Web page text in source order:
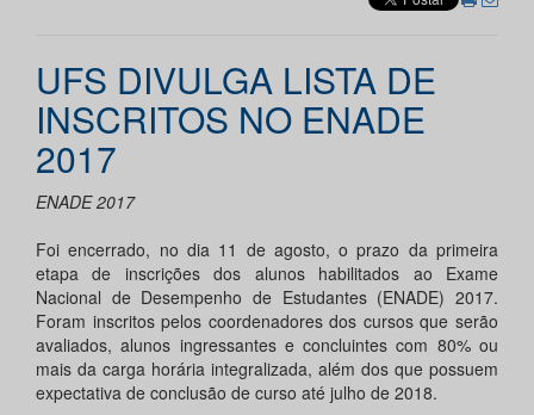
UFS DIVULGA LISTA DE
INSCRITOS NO ENADE
2017
ENADE 2017
Foi encerrado, no dia 11 de agosto, o prazo da primeira
etapa de inscrições dos alunos habilitados ao Exame
Nacional de Desempenho de Estudantes (ENADE) 2017.
Foram inscritos pelos coordenadores dos cursos que serão
avaliados, alunos ingressantes e concluintes com 80% ou
mais da carga horária integralizada, além dos que possuem
expectativa de conclusão de curso até julho de 2018.